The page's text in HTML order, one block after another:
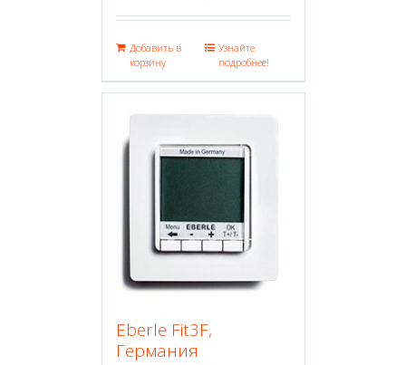
Добавить в
корзину
Узнайте
подробнее!
Eberle Fit3F,
Германия